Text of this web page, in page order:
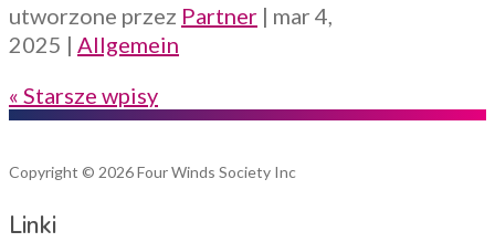
utworzone przez Partner | mar 4,
2025 | Allgemein
« Starsze wpisy
Copyright © 2026 Four Winds Society Inc
Linki